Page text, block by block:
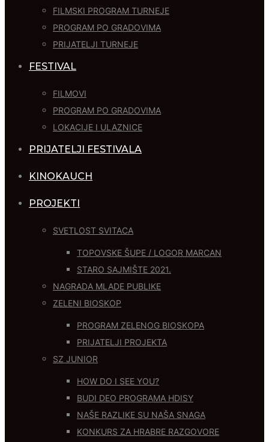
FILMSKI PROGRAM TURNEJE
PROGRAM PO GRADOVIMA
PRIJATELJI TURNEJE
FESTIVAL
FILMOVI
PROGRAM PO GRADOVIMA
LOKACIJE I ULAZNICE
PRIJATELJI FESTIVALA
KINOKAUCH
PROJEKTI
SVETLOST SVITACA
TOPOVSKE ŠUPE / LOGOR MARCAN
STARO SAJMIŠTE 2021.
NAGRADA MLADE PUBLIKE
ZELENI BIOSKOP
PROGRAM ZELENOG BIOSKOPA
PRIJATELJI PROJEKTA
SZ JUNIOR
HOW DO I SEE YOU?
BUDI DEO PROGRAMA HDISY
NAŠE RAZLIKE SU NAŠA SNAGA
KONKURS ZA HRABRE RAZGOVORE